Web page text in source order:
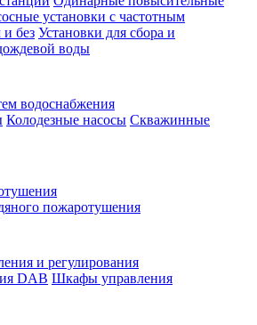
установки с частотным
и без Установки для сбора и
воды
водоснабжения
Колодезные насосы Скважинные
пожаротушения
и регулирования
DAB Шкафы управления